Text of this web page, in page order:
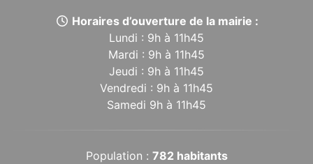
Horaires d’ouverture de la mairie :
Lundi : 9h à 11h45
Mardi : 9h à 11h45
Jeudi : 9h à 11h45
Vendredi : 9h à 11h45
Samedi 9h à 11h45
Population : 782 habitants